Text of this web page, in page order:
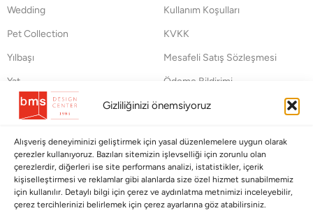
Gizliliğinizi önemsiyoruz
Alışveriş deneyiminizi geliştirmek için yasal düzenlemelere uygun olarak
çerezler kullanıyoruz. Bazıları sitemizin işlevselliği için zorunlu olan
çerezlerdir, diğerleri ise site performans analizi, istatistikler, içerik
kişiselleştirmesi ve reklamlar gibi alanlarda size özel hizmet sunabilmemiz
için kullanılır. Detaylı bilgi için çerez ve aydınlatma metnimizi inceleyebilir,
çerez tercihlerinizi belirlemek için çerez ayarlarına göz atabilirsiniz.
Wedding
Pet Collection
Yılbaşı
Yat
Kullanım Koşulları
KVKK
Mesafeli Satış Sözleşmesi
Ödeme Bildirimi
Hata Bildirim Formu
BÜLTENİMİZE ABONE OLUN
Kayıt olun ve fırsatlardan ilk siz yararlanın!
Bültenimize Abone Olun